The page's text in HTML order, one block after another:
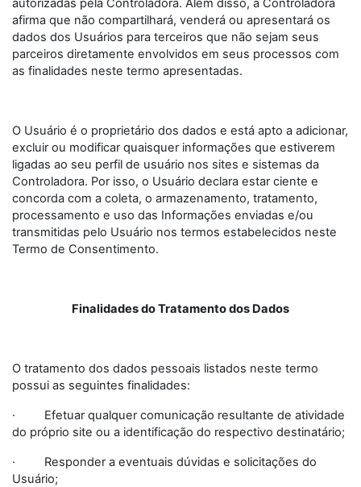
autorizadas pela Controladora. Além disso, a Controladora
afirma que não compartilhará, venderá ou apresentará os
dados dos Usuários para terceiros que não sejam seus
parceiros diretamente envolvidos em seus processos com
as finalidades neste termo apresentadas.
O Usuário é o proprietário dos dados e está apto a adicionar,
excluir ou modificar quaisquer informações que estiverem
ligadas ao seu perfil de usuário nos sites e sistemas da
Controladora. Por isso, o Usuário declara estar ciente e
concorda com a coleta, o armazenamento, tratamento,
processamento e uso das Informações enviadas e/ou
transmitidas pelo Usuário nos termos estabelecidos neste
Termo de Consentimento.
Finalidades do Tratamento dos Dados
O tratamento dos dados pessoais listados neste termo
possui as seguintes finalidades:
· Efetuar qualquer comunicação resultante de atividade
do próprio site ou a identificação do respectivo destinatário;
· Responder a eventuais dúvidas e solicitações do
Usuário;